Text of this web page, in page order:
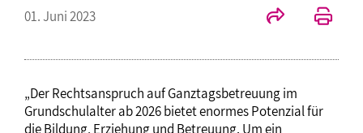
01. Juni 2023
„Der Rechtsanspruch auf Ganztagsbetreuung im
Grundschulalter ab 2026 bietet enormes Potenzial für
die Bildung, Erziehung und Betreuung. Um ein